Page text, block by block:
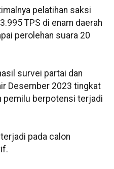
pelatihan saksi
TPS di enam daerah
perolehan suara 20
survei partai dan
Desember 2023 tingkat
pemilu berpotensi terjadi
pada calon